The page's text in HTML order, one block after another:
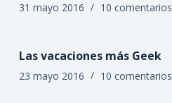
31 mayo 2016 10 comentarios
Las vacaciones más Geek
23 mayo 2016 10 comentarios